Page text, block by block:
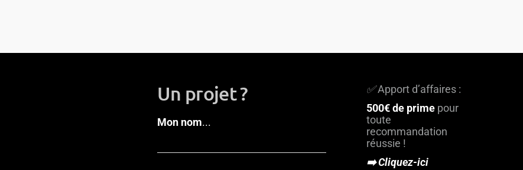
Un projet ?
Mon nom...
✅Apport d’affaires :
500€ de primepour
toute
recommandation
réussie !
➡️ Cliquez-ici